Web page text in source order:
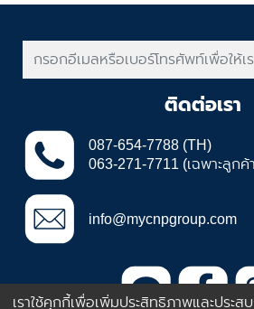
ติดต่อเรา
087-654-7788 (TH)
063-271-7711 (เฉพาะลูก
info@mycnpgroup.com
เราใช้คุกกี้เพื่อเพิ่มประสิทธิภาพและประส